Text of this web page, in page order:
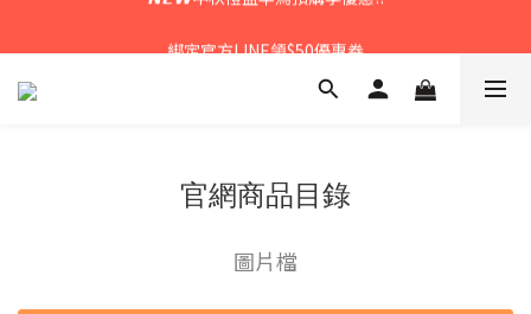
綁定官方LINE領$50優惠券
𝙉𝙀𝙒新朋友來報到～大寶礁蒜香新登場
官網商品目錄
圖片檔